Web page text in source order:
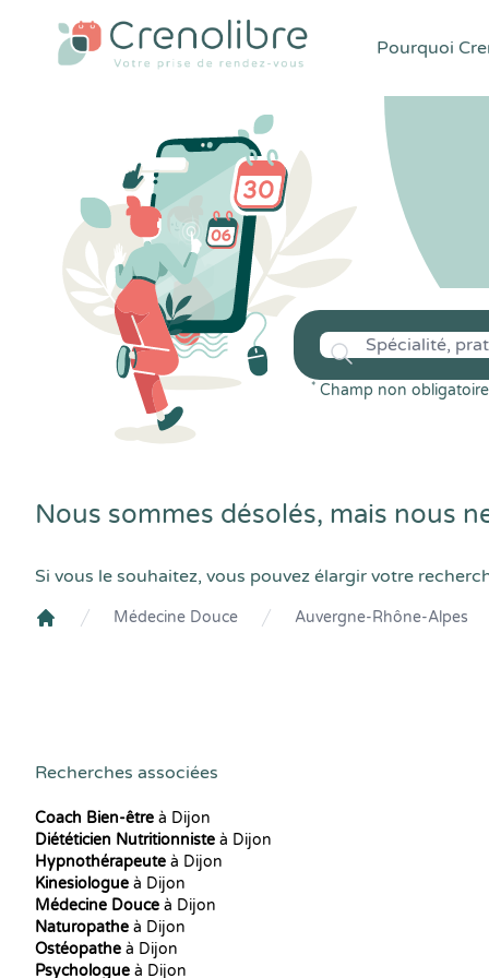
Pourquoi
* Champ non
Nous sommes désolés, mais nous
Si vous le souhaitez, vous pouvez élargir votre
Médecine Douce Auvergne-Rhône-Alpes
Recherches associées
Coach Bien-être à Dijon
Diététicien Nutritionniste à Dijon
Hypnothérapeute à Dijon
Kinesiologue à Dijon
Médecine Douce à Dijon
Naturopathe à Dijon
Ostéopathe à Dijon
Psychologue à Dijon